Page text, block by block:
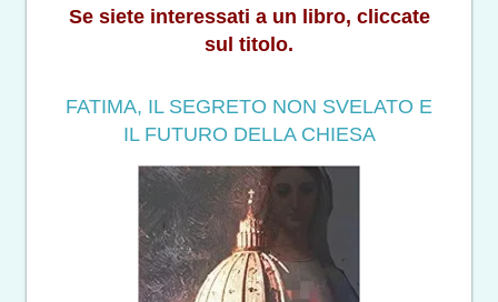
Se siete interessati a un libro, cliccate
sul titolo.
FATIMA, IL SEGRETO NON SVELATO E
IL FUTURO DELLA CHIESA